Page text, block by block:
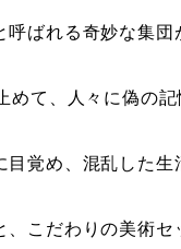
ばれる奇妙な集団
て、人々に偽の記
覚め、混乱した生
、こだわりの美術